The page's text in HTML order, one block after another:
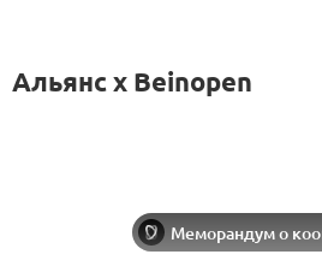
Альянс x Beinopen
Меморандум о